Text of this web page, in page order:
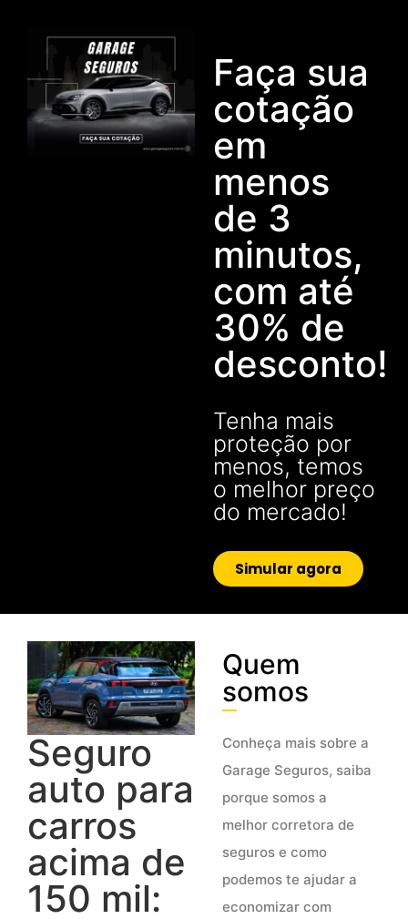
Faça sua
cotação
em
menos
de 3
minutos,
com até
30% de
desconto!
Tenha mais
proteção por
menos, temos
o melhor preço
do mercado!
Simular agora
Seguro
auto para
carros
acima de
150 mil:
Quem
somos
Conheça mais sobre a
Garage Seguros, saiba
porque somos a
melhor corretora de
seguros e como
podemos te ajudar a
economizar com